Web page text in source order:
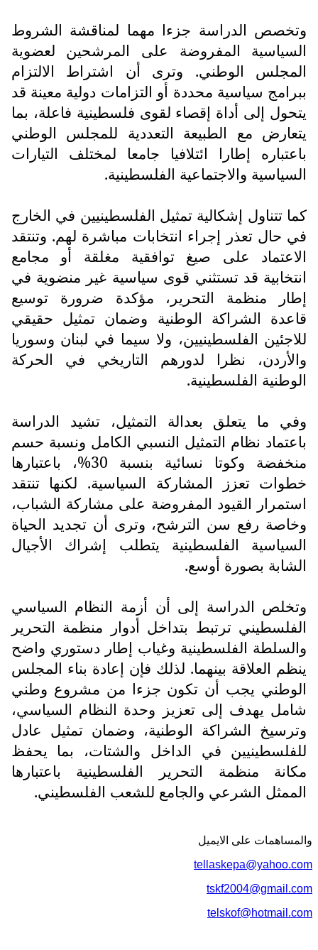
وتخصص الدراسة جزءا مهما لمناقشة الشروط
السياسية المفروضة على المرشحين لعضوية
المجلس الوطني. وترى أن اشتراط الالتزام
ببرامج سياسية محددة أو التزامات دولية معينة قد
يتحول إلى أداة إقصاء لقوى فلسطينية فاعلة، بما
يتعارض مع الطبيعة التعددية للمجلس الوطني
باعتباره إطارا ائتلافيا جامعا لمختلف التيارات
السياسية والاجتماعية الفلسطينية.
كما تتناول إشكالية تمثيل الفلسطينيين في الخارج
في حال تعذر إجراء انتخابات مباشرة لهم. وتنتقد
الاعتماد على صيغ توافقية مغلقة أو مجامع
انتخابية قد تستثني قوى سياسية غير منضوية في
إطار منظمة التحرير، مؤكدة ضرورة توسيع
قاعدة الشراكة الوطنية وضمان تمثيل حقيقي
للاجئين الفلسطينيين، ولا سيما في لبنان وسوريا
والأردن، نظرا لدورهم التاريخي في الحركة
الوطنية الفلسطينية.
وفي ما يتعلق بعدالة التمثيل، تشيد الدراسة
باعتماد نظام التمثيل النسبي الكامل ونسبة حسم
منخفضة وكوتا نسائية بنسبة 30%، باعتبارها
خطوات تعزز المشاركة السياسية. لكنها تنتقد
استمرار القيود المفروضة على مشاركة الشباب،
وخاصة رفع سن الترشح، وترى أن تجديد الحياة
السياسية الفلسطينية يتطلب إشراك الأجيال
الشابة بصورة أوسع.
وتخلص الدراسة إلى أن أزمة النظام السياسي
الفلسطيني ترتبط بتداخل أدوار منظمة التحرير
والسلطة الفلسطينية وغياب إطار دستوري واضح
ينظم العلاقة بينهما. لذلك فإن إعادة بناء المجلس
الوطني يجب أن تكون جزءا من مشروع وطني
شامل يهدف إلى تعزيز وحدة النظام السياسي،
وترسيخ الشراكة الوطنية، وضمان تمثيل عادل
للفلسطينيين في الداخل والشتات، بما يحفظ
مكانة منظمة التحرير الفلسطينية باعتبارها
الممثل الشرعي والجامع للشعب الفلسطيني.
والمساهمات علی الایمیل
tellaskepa@yahoo.com
tskf2004@gmail.com
telskof@hotmail.com